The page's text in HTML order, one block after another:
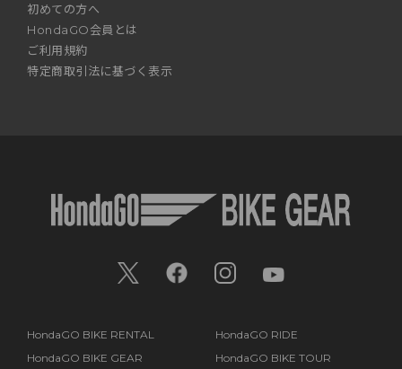
初めての方へ
HondaGO会員とは
ご利用規約
特定商取引法に基づく表示
HondaGO BIKE RENTAL
HondaGO RIDE
HondaGO BIKE GEAR
HondaGO BIKE TOUR